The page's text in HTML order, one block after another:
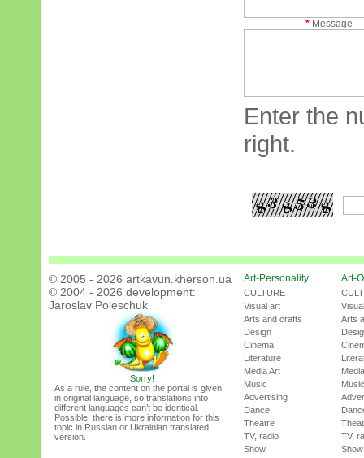
* Message
Enter the
right.
© 2005 - 2026 artkavun.kherson.ua
© 2004 - 2026 development:
Jaroslav Poleschuk
Sorry!
As a rule, the content on the portal is given
in original language, so translations into
different languages can’t be identical.
Possible, there is more information for this
topic in Russian or Ukrainian translated
version.
Art-Personality
CULTURE
Visual art
Arts and crafts
Design
Cinema
Literature
Media Art
Music
Advertising
Dance
Theatre
TV, radio
Show
Art-
Arts
Music
TV,
Show